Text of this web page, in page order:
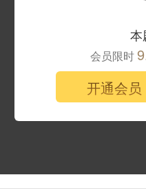
本
会员限时
开通会员